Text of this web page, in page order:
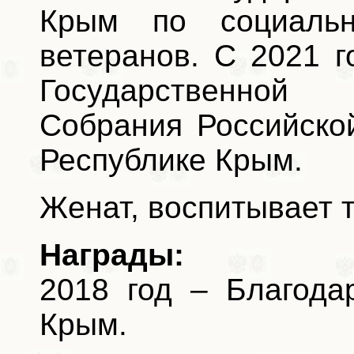
Крым по
ветеранов. С 2021
Собрания
Республике Крым.
Женат, воспитывает
Награды:
2018 год –
Крым.